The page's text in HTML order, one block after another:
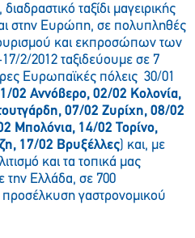
ταξίδι μαγειρικής
στην Ευρώπη, σε πολυπληθές
και εκπροσώπων των
2/2012 ταξιδεύουμε σε 7
Ευρωπαϊκές πόλεις 30/01
02 Αννόβερο, 02/02 Κολονία,
07/02 Ζυρίχη, 08/02
Μπολόνια, 14/02 Τορίνο,
17/02 Βρυξέλλες) και, με
και τα τοπικά μας
την Ελλάδα, σε 700
γαστρονομικού